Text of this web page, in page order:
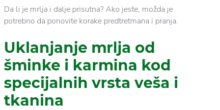
Da li je mrlja i dalje prisutna? Ako jeste, možda je
potrebno da ponovite korake predtretmana i pranja.
Uklanjanje mrlja od
šminke i karmina kod
specijalnih vrsta veša i
tkanina